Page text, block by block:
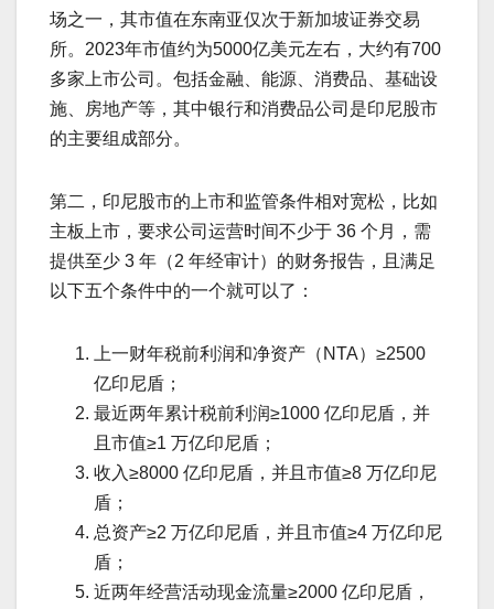
场之一，其市值在东南亚仅次于新加坡证券交易
所。2023年市值约为5000亿美元左右，大约有700
多家上市公司。包括金融、能源、消费品、基础设
施、房地产等，其中银行和消费品公司是印尼股市
的主要组成部分。
第二，印尼股市的上市和监管条件相对宽松，比如
主板上市，要求公司运营时间不少于 36 个月，需
提供至少 3 年（2 年经审计）的财务报告，且满足
以下五个条件中的一个就可以了：
上一财年税前利润和净资产（NTA）≥2500
亿印尼盾；
最近两年累计税前利润≥1000 亿印尼盾，并
且市值≥1 万亿印尼盾；
收入≥8000 亿印尼盾，并且市值≥8 万亿印尼
盾；
总资产≥2 万亿印尼盾，并且市值≥4 万亿印尼
盾；
近两年经营活动现金流量≥2000 亿印尼盾，